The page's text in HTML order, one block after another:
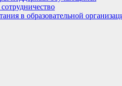
в образовательной